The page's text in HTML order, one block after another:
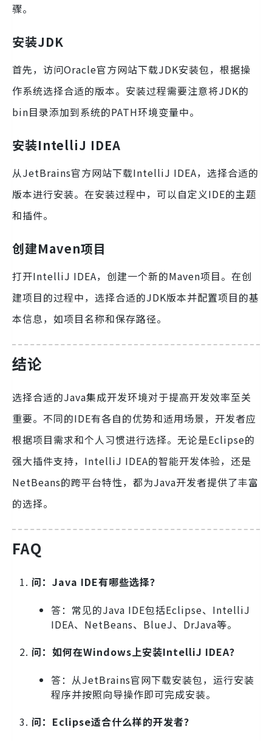
骤。
安装JDK
首先，访问Oracle官方网站下载JDK安装包，根据操
作系统选择合适的版本。安装过程需要注意将JDK的
bin目录添加到系统的PATH环境变量中。
安装IntelliJ IDEA
从JetBrains官方网站下载IntelliJ IDEA，选择合适的
版本进行安装。在安装过程中，可以自定义IDE的主题
和插件。
创建Maven项目
打开IntelliJ IDEA，创建一个新的Maven项目。在创
建项目的过程中，选择合适的JDK版本并配置项目的基
本信息，如项目名称和保存路径。
结论
选择合适的Java集成开发环境对于提高开发效率至关
重要。不同的IDE有各自的优势和适用场景，开发者应
根据项目需求和个人习惯进行选择。无论是Eclipse的
强大插件支持，IntelliJ IDEA的智能开发体验，还是
NetBeans的跨平台特性，都为Java开发者提供了丰富
的选择。
FAQ
问：Java IDE有哪些选择？
答：常见的Java IDE包括Eclipse、IntelliJ
IDEA、NetBeans、BlueJ、DrJava等。
问：如何在Windows上安装IntelliJ IDEA？
答：从JetBrains官网下载安装包，运行安装
程序并按照向导操作即可完成安装。
问：Eclipse适合什么样的开发者？